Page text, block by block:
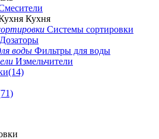
Кухня
Системы сортировки
Дозаторы
Фильтры для воды
Измельчители
(14)